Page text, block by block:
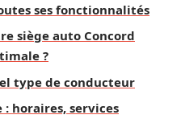
ses fonctionnalités
siège auto Concord
?
type de conducteur
horaires, services